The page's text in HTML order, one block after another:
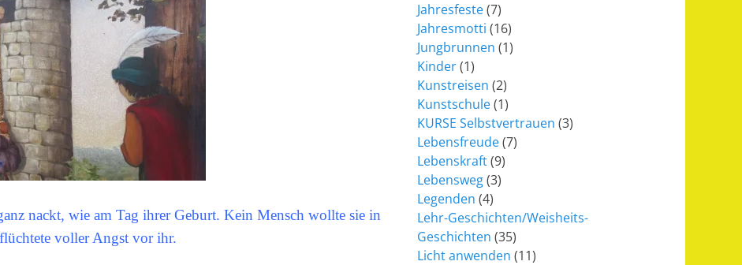
nackt, wie am Tag ihrer Geburt. Kein Mensch wollte sie in
voller Angst vor ihr.
Jahresfeste(7)
Jahresmotti (16)
Jungbrunnen (1)
Kinder(1)
Kunstreisen (2)
Kunstschule(1)
KURSE Selbstvertrauen (3)
Lebensfreude(7)
Lebenskraft(9)
Lebensweg(3)
Legenden (4)
Lehr-Geschichten/Weisheits-
Geschichten (35)
Licht anwenden (11)